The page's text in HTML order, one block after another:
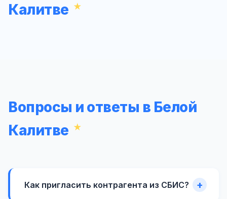
Калитве
Вопросы и ответы в Белой
Калитве
Как пригласить контрагента из СБИС?